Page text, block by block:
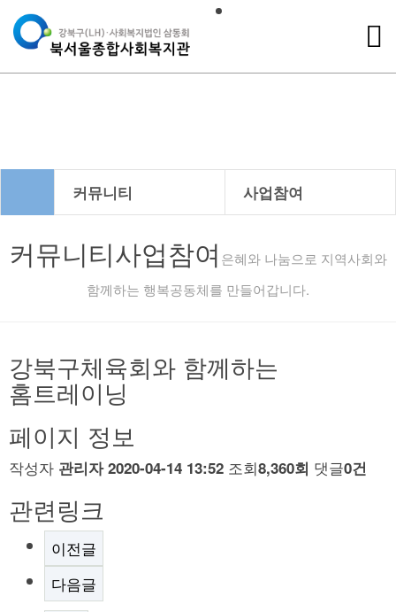
커뮤니티 사업참여
커뮤니티사업참여 은혜와 나눔으로 지역사회와
함께하는 행복공동체를 만들어갑니다.
강북구체육회와 함께하는
홈트레이닝
페이지 정보
작성자 관리자 2020-04-14 13:52 조회8,360회 댓글0건
관련링크
이전글
다음글